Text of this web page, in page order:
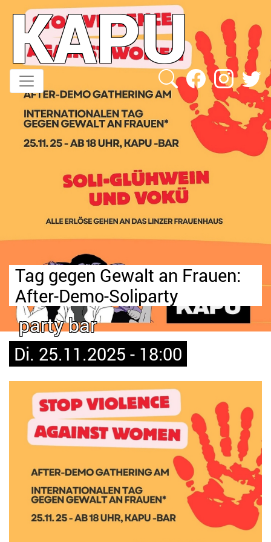
Inhalt
KAPU
Tag gegen Gewalt an Frauen:
After-Demo-Soliparty
party bar
Di. 25.11.2025 - 18:00